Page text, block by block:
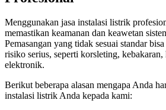
Menggunakan jasa instalasi listrik
memastikan keamanan dan keawetan
Pemasangan yang tidak sesuai standar
risiko serius, seperti korsleting,
elektronik.
Berikut beberapa alasan mengapa Anda
instalasi listrik Anda kepada kami: